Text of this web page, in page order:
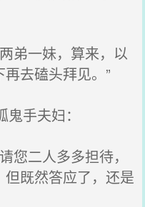
弟一妹，算来，以
去磕头拜见。”
手夫妇：
您二人多多担待，
既然答应了，还是